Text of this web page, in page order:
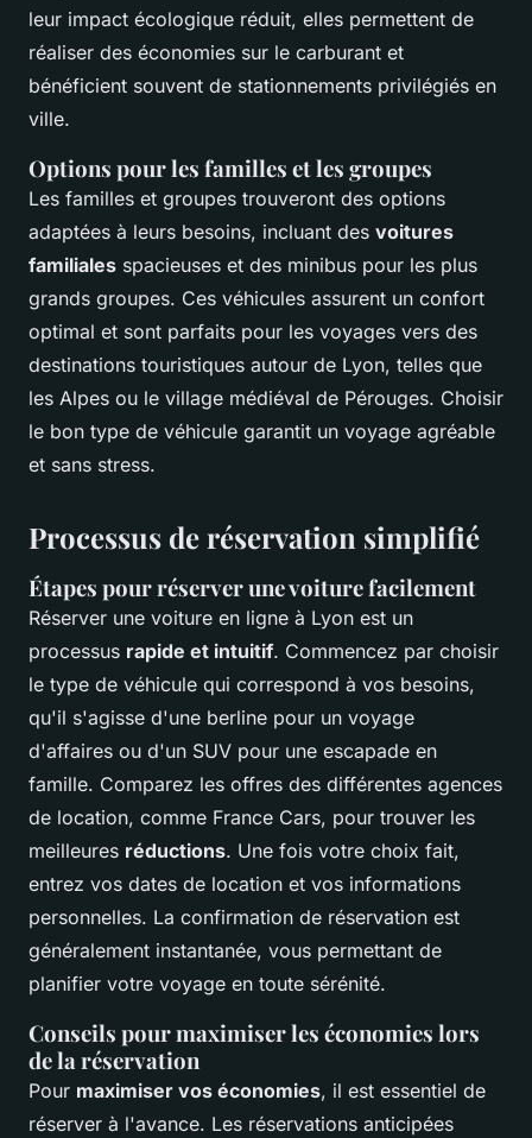
leur impact écologique réduit, elles permettent de
réaliser des économies sur le carburant et
bénéficient souvent de stationnements privilégiés en
ville.
Options pour les familles et les groupes
Les familles et groupes trouveront des options
adaptées à leurs besoins, incluant des voitures
familiales spacieuses et des minibus pour les plus
grands groupes. Ces véhicules assurent un confort
optimal et sont parfaits pour les voyages vers des
destinations touristiques autour de Lyon, telles que
les Alpes ou le village médiéval de Pérouges. Choisir
le bon type de véhicule garantit un voyage agréable
et sans stress.
Processus de réservation simplifié
Étapes pour réserver une voiture facilement
Réserver une voiture en ligne à Lyon est un
processus rapide et intuitif. Commencez par choisir
le type de véhicule qui correspond à vos besoins,
qu'il s'agisse d'une berline pour un voyage
d'affaires ou d'un SUV pour une escapade en
famille. Comparez les offres des différentes agences
de location, comme France Cars, pour trouver les
meilleures réductions. Une fois votre choix fait,
entrez vos dates de location et vos informations
personnelles. La confirmation de réservation est
généralement instantanée, vous permettant de
planifier votre voyage en toute sérénité.
Conseils pour maximiser les économies lors
de la réservation
Pour maximiser vos économies, il est essentiel de
réserver à l'avance. Les réservations anticipées